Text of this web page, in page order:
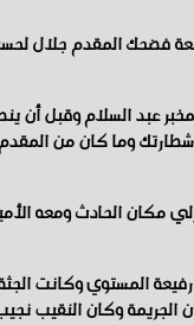
فضحك المقدم جلال
عبد السلام وقبل أن
وما كان من المقدم
الحادث ومعه
رفيعة المستوي وكانت
وكان النقيب نجيب